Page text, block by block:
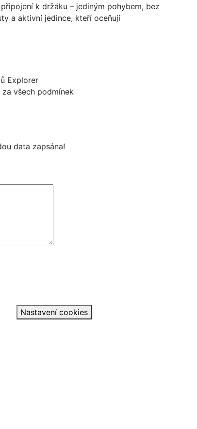
k držáku – jediným pohybem, bez
a aktivní jedince, kteří oceňují
Explorer
všech podmínek
data zapsána!
Nastavení cookies